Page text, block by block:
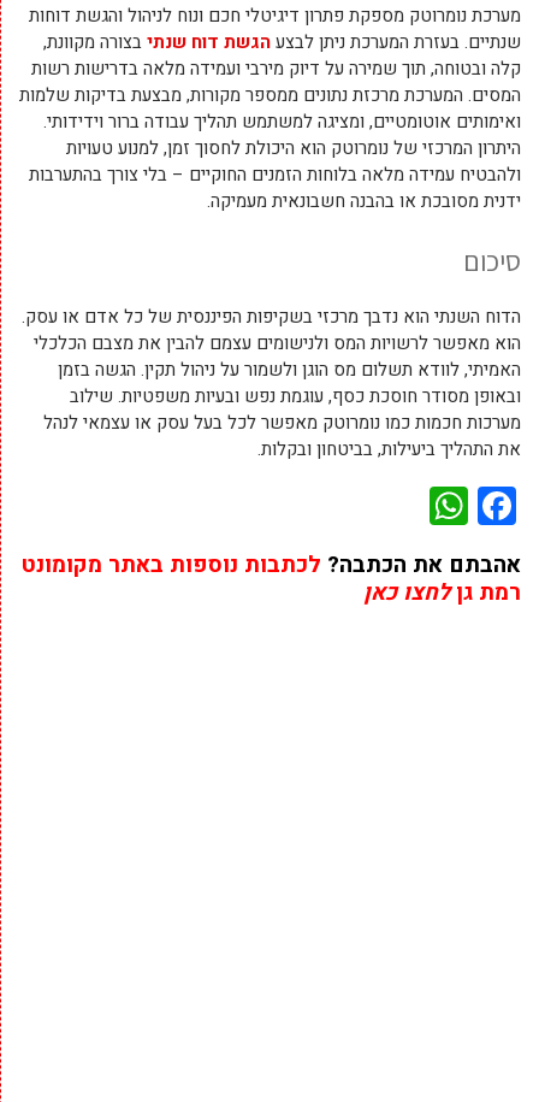
מערכת נומרוטק מספקת פתרון דיגיטלי חכם ונוח לניהול והגשת דוחות
שנתיים. בעזרת המערכת ניתן לבצעהגשת דוח שנתיבצורה מקוונת,
קלה ובטוחה, תוך שמירה על דיוק מירבי ועמידה מלאה בדרישות רשות
המסים. המערכת מרכזת נתונים ממספר מקורות, מבצעת בדיקות שלמות
ואימותים אוטומטיים, ומציגה למשתמש תהליך עבודה ברור וידידותי.
היתרון המרכזי של נומרוטק הוא היכולת לחסוך זמן, למנוע טעויות
ולהבטיח עמידה מלאה בלוחות הזמנים החוקיים – בלי צורך בהתערבות
ידנית מסובכת או בהבנה חשבונאית מעמיקה.
סיכום
הדוח השנתי הוא נדבך מרכזי בשקיפות הפיננסית של כל אדם או עסק.
הוא מאפשר לרשויות המס ולנישומים עצמם להבין את מצבם הכלכלי
האמיתי, לוודא תשלום מס הוגן ולשמור על ניהול תקין. הגשה בזמן
ובאופן מסודר חוסכת כסף, עוגמת נפש ובעיות משפטיות. שילוב
מערכות חכמות כמו נומרוטק מאפשר לכל בעל עסק או עצמאי לנהל
את התהליך ביעילות, בביטחון ובקלות.
Facebook
אהבתם את הכתבה? לכתבות נוספות באתר מקומונט
רמת גןלחצו כאן